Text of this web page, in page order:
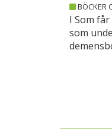
BÖCKER
I Som
som